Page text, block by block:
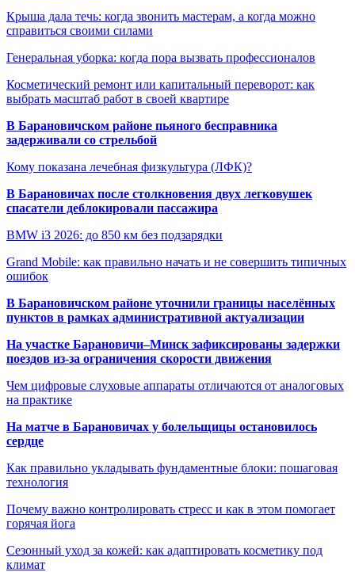
Крыша дала течь: когда звонить мастерам, а когда можно
справиться своими силами
Генеральная уборка: когда пора вызвать профессионалов
Косметический ремонт или капитальный переворот: как
выбрать масштаб работ в своей квартире
В Барановичском районе пьяного бесправника
задерживали со стрельбой
Кому показана лечебная физкультура (ЛФК)?
В Барановичах после столкновения двух легковушек
спасатели деблокировали пассажира
BMW i3 2026: до 850 км без подзарядки
Grand Mobile: как правильно начать и не совершить типичных
ошибок
В Барановичском районе уточнили границы населённых
пунктов в рамках административной актуализации
На участке Барановичи–Минск зафиксированы задержки
поездов из-за ограничения скорости движения
Чем цифровые слуховые аппараты отличаются от аналоговых
на практике
На матче в Барановичах у болельщицы остановилось
сердце
Как правильно укладывать фундаментные блоки: пошаговая
технология
Почему важно контролировать стресс и как в этом помогает
горячая йога
Сезонный уход за кожей: как адаптировать косметику под
климат